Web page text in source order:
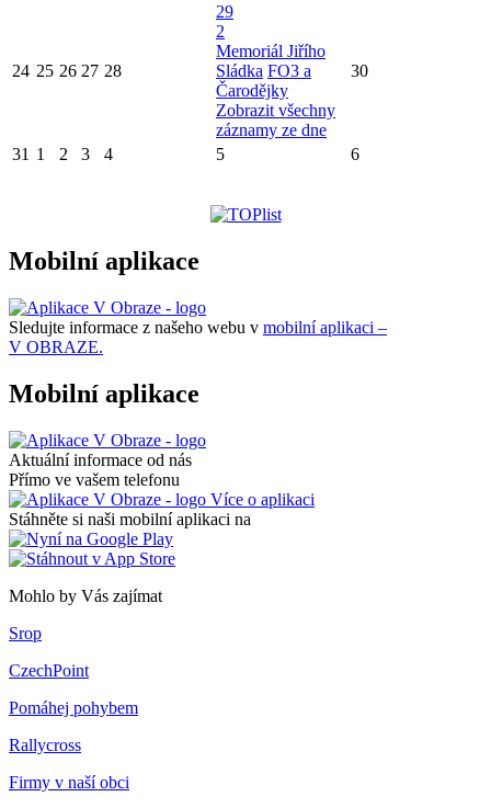
24 25 26 27 28
29
2
Memoriál Jiřího
Sládka FO3 a
Čarodějky
Zobrazit všechny
záznamy ze dne
30
31 1 2 3 4 5 6
Mobilní aplikace
Sledujte informace z našeho webu v mobilní aplikaci –
V OBRAZE.
Mobilní aplikace
Aktuální informace od nás
Přímo ve vašem telefonu
Více o aplikaci
Stáhněte si naši mobilní aplikaci na
Mohlo by Vás zajímat
Srop
CzechPoint
Pomáhej pohybem
Rallycross
Firmy v naší obci